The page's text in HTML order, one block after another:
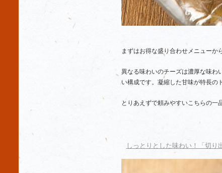
まずはお得な盛り合わせメニューか
異なる味わいのチーズは濃厚な味わ
い構成です。凝縮した甘味が特長の
とりあえずで頼みやすいこちらの一
しっとりとした味わい！「切り